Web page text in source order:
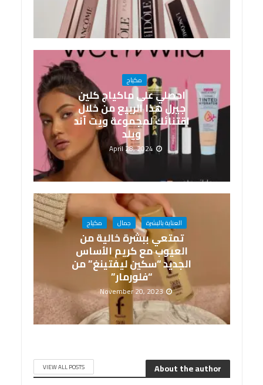
مكياج
احصلي على ماكياج كلين
جيرل هذا الربيع من خلال
اقتنائك لمجموعة ويت آند
ويلد
April 28, 2024
العناية بالبشرة جمال مكياج
تمتعي ببشرة خالية من
العيوب مع كريم الأساس
الجديد “سكين ليفتينغ” من
“فلورمار”
November 20, 2023
About the author
VIEW ALL POSTS